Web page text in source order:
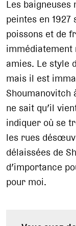
Les baigneuses
peintes en
poissons et de
amies. Le style
mais il est
Shoumanovitch
ne sait qu’il
indiquer où se
les rues
délaissées de
d’importance
pour moi.